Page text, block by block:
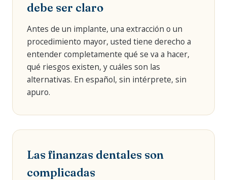
debe ser claro
Antes de un implante, una extracción o un
procedimiento mayor, usted tiene derecho a
entender completamente qué se va a hacer,
qué riesgos existen, y cuáles son las
alternativas. En español, sin intérprete, sin
apuro.
Las finanzas dentales son
complicadas